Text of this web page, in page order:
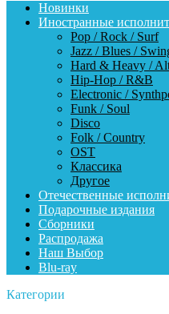
Новинки
Иностранные
Pop / Rock / Surf
Jazz / Blues /
Hard & Heavy /
Hip-Hop / R&B
Electronic /
Funk / Soul
Disco
Folk / Country
OST
Классика
Другое
Отечественные
Подарочные издания
Сборники
Распродажа
Наш Выбор
Blu-ray
Категории